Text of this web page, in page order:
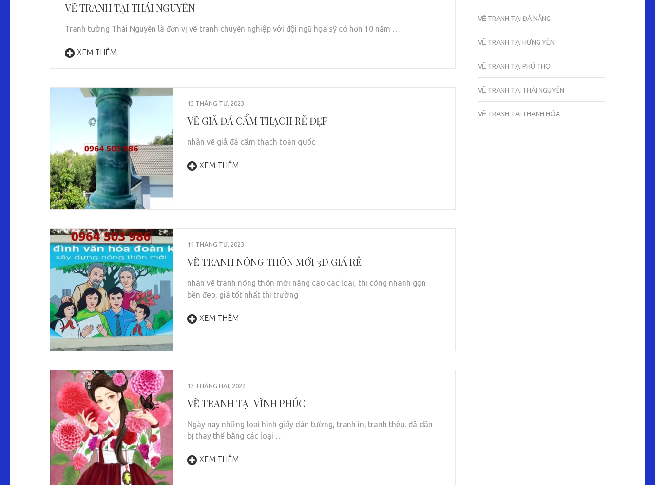
VẼ TRANH TẠI THÁI NGUYÊN
Tranh tường Thái Nguyên là đơn vị vẽ tranh chuyên nghiệp với đội ngũ họa sỹ có hơn 10 năm …
XEM THÊM
13 THÁNG TƯ, 2023
VẼ GIẢ ĐÁ CẨM THẠCH RẺ ĐẸP
nhận vẽ giả đá cẩm thạch toàn quốc
XEM THÊM
11 THÁNG TƯ, 2023
VẼ TRANH NÔNG THÔN MỚI 3D GIÁ RẺ
nhận vẽ tranh nông thôn mới nâng cao các loại, thi công nhanh gọn
bền đẹp, giá tốt nhất thị trường
XEM THÊM
13 THÁNG HAI, 2022
VẼ TRANH TẠI VĨNH PHÚC
Ngày nay những loại hình giấy dán tường, tranh in, tranh thêu, đã dần
bị thay thế bằng các loại …
XEM THÊM
VẼ TRANH TẠI ĐÀ NẴNG
VẼ TRANH TẠI HƯNG YÊN
VẼ TRANH TẠI PHÚ THỌ
VẼ TRANH TẠI THÁI NGUYÊN
VẼ TRANH TẠI THANH HÓA